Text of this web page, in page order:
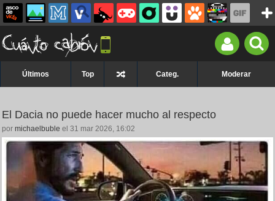
Últimos Top Categ. Moderar
El Dacia no puede hacer mucho al respecto
por michaelbuble el 31 mar 2026, 16:02